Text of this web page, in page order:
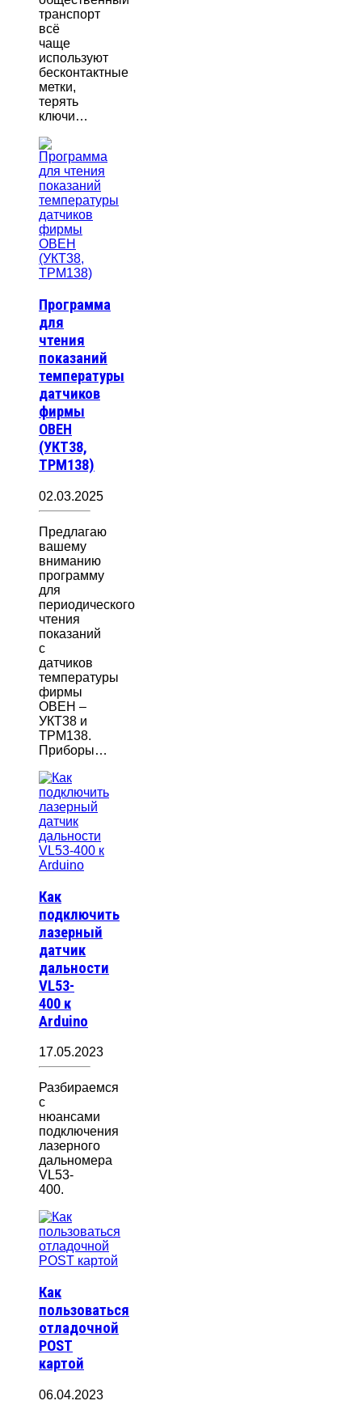
транспорт
всё
чаще
используют
бесконтактные
метки,
терять
ключи…
Программа
для
чтения
показаний
температуры
датчиков
фирмы
ОВЕН
(УКТ38,
ТРМ138)
02.03.2025
Предлагаю
вашему
вниманию
программу
для
периодического
чтения
показаний
с
датчиков
температуры
фирмы
ОВЕН –
УКТ38 и
ТРМ138.
Приборы…
Как
подключить
лазерный
датчик
дальности
VL53-
400 к
Arduino
17.05.2023
Разбираемся
с
нюансами
подключения
лазерного
дальномера
VL53-
400.
Как
пользоваться
отладочной
POST
картой
06.04.2023